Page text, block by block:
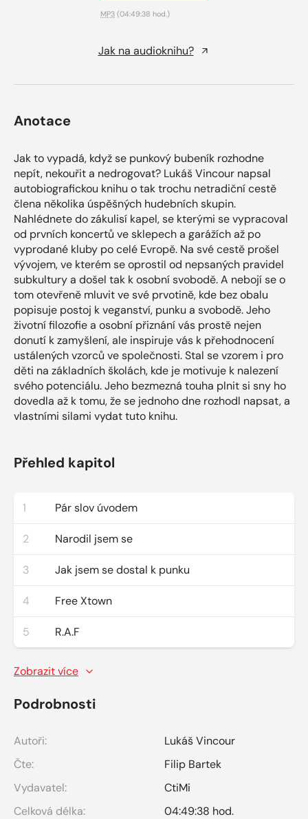
MP3 (04:49:38 hod.)
Jak na audioknihu?
Anotace
Jak to vypadá, když se punkový bubeník rozhodne
nepít, nekouřit a nedrogovat? Lukáš Vincour napsal
autobiografickou knihu o tak trochu netradiční cestě
člena několika úspěšných hudebních skupin.
Nahlédnete do zákulisí kapel, se kterými se vypracoval
od prvních koncertů ve sklepech a garážích až po
vyprodané kluby po celé Evropě. Na své cestě prošel
vývojem, ve kterém se oprostil od nepsaných pravidel
subkultury a došel tak k osobní svobodě. A nebojí se o
tom otevřeně mluvit ve své prvotině, kde bez obalu
popisuje postoj k veganství, punku a svobodě. Jeho
životní filozofie a osobní přiznání vás prostě nejen
donutí k zamyšlení, ale inspiruje vás k přehodnocení
ustálených vzorců ve společnosti. Stal se vzorem i pro
děti na základních školách, kde je motivuje k nalezení
svého potenciálu. Jeho bezmezná touha plnit si sny ho
dovedla až k tomu, že se jednoho dne rozhodl napsat, a
vlastními silami vydat tuto knihu.
Přehled kapitol
1 Pár slov úvodem
2 Narodil jsem se
3 Jak jsem se dostal k punku
4 Free Xtown
5 R.A.F
Zobrazit více
Podrobnosti
Autoři:
Lukáš Vincour
Čte:
Filip Bartek
Vydavatel:
CtiMi
Celková délka:
04:49:38 hod.